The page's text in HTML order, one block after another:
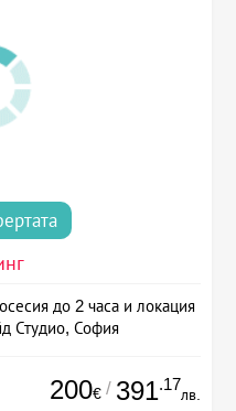
до 2 часа и локация
Студио, София
200€ / 391.17
лв.